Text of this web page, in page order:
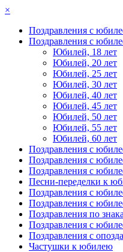
×
Поздравления с
Поздравления с
Юбилей, 18 лет
Юбилей, 20 лет
Юбилей, 25 лет
Юбилей, 30 лет
Юбилей, 40 лет
Юбилей, 45 лет
Юбилей, 50 лет
Юбилей, 55 лет
Юбилей, 60 лет
Поздравления с
Поздравления с
Поздравления с
Песни-переделки к
Поздравления с
Поздравления с
Поздравления по
Поздравления с
Поздравления с
Частушки к юбилею